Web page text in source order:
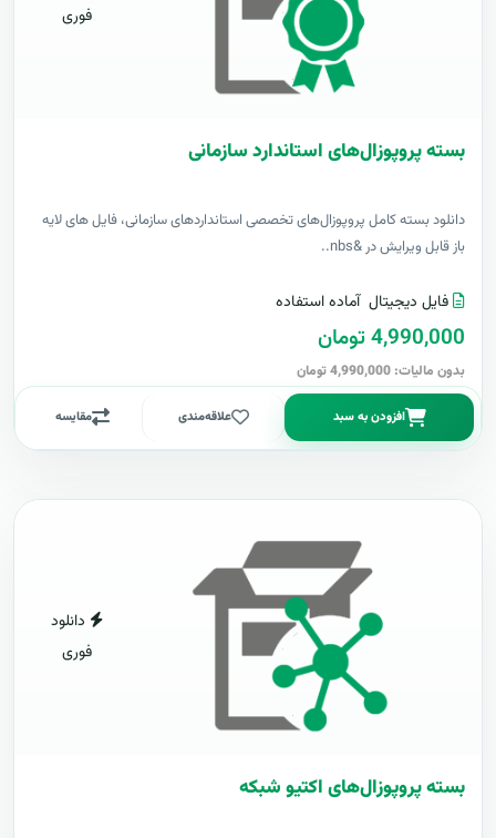
فوری
بسته پروپوزال‌های استاندارد سازمانی
دانلود بسته کامل پروپوزال‌های تخصصی استانداردهای سازمانی، فایل های لایه
باز قابل ویرایش در &nbs..
فایل دیجیتال آماده استفاده
4,990,000 تومان
بدون مالیات: 4,990,000 تومان
افزودن به سبد علاقه‌مندی مقایسه
دانلود
فوری
بسته پروپوزال‌های اکتیو شبکه